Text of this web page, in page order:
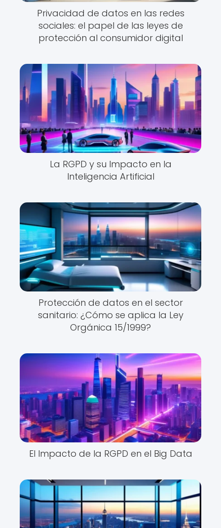
Privacidad de datos en las redes
sociales: el papel de las leyes de
protección al consumidor digital
La RGPD y su Impacto en la
Inteligencia Artificial
Protección de datos en el sector
sanitario: ¿Cómo se aplica la Ley
Orgánica 15/1999?
El Impacto de la RGPD en el Big Data